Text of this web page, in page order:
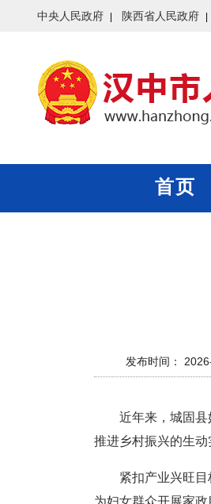
中央人民政府 陕西省人民政府
首页
发布时间：
近年来，城固
推进乡村振兴的生动
紧扣产业兴旺
为妇女群众开展家